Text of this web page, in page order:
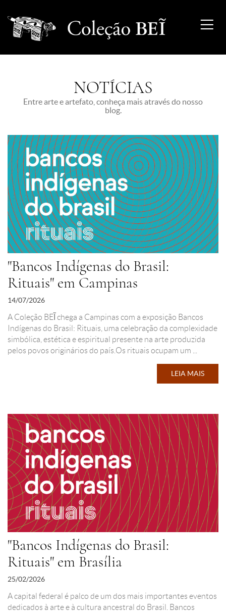
NOTÍCIAS
Entre arte e artefato, conheça mais através do nosso
blog.
"Bancos Indígenas do Brasil:
Rituais" em Campinas
14/07/2026
A Coleção BEĨ chega a Campinas com a exposição Bancos
Indígenas do Brasil: Rituais, uma celebração da complexidade
simbólica, estética e espiritual presente na arte produzida
pelos povos originários do país.Os rituais ocupam um ...
LEIA MAIS
"Bancos Indígenas do Brasil:
Rituais" em Brasília
25/02/2026
A capital federal é palco de um dos mais importantes eventos
dedicados à arte e à cultura ancestral do Brasil. Bancos